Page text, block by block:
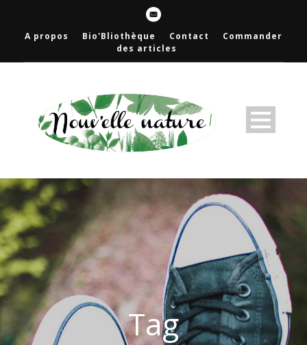
A propos Bio'Bliothèque Contact
Commander
des articles
Tag